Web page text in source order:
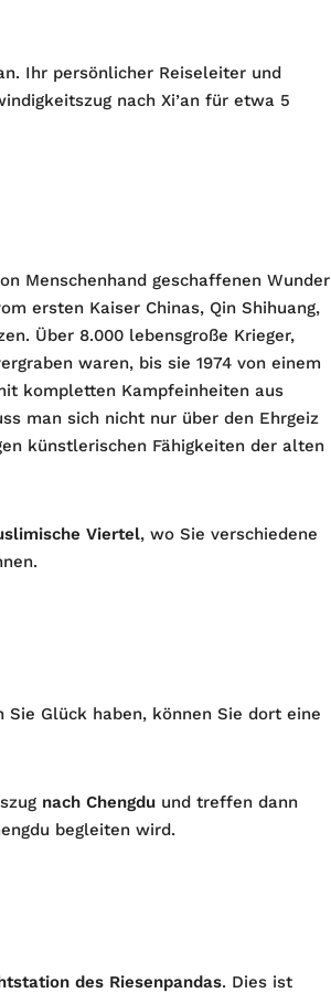
Ihr persönlicher Reiseleiter und
nach Xi’an für etwa 5
Menschenhand geschaffenen Wunder
ersten Kaiser Chinas, Qin Shihuang,
Über 8.000 lebensgroße Krieger,
waren, bis sie 1974 von einem
kompletten Kampfeinheiten aus
man sich nicht nur über den Ehrgeiz
künstlerischen Fähigkeiten der alten
Viertel, wo Sie verschiedene
Sie Glück haben, können Sie dort eine
nach Chengdu und treffen dann
begleiten wird.
des Riesenpandas. Dies ist